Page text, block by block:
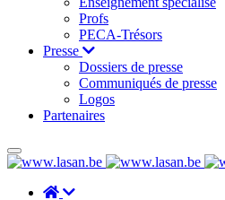
Profs
PECA-Trésors
Presse
Dossiers de presse
Communiqués de presse
Logos
Partenaires